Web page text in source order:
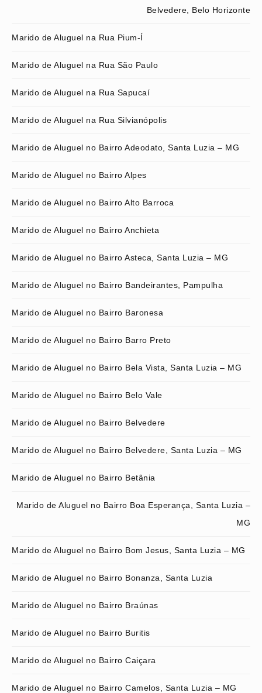
Belvedere, Belo Horizonte
Marido de Aluguel na Rua Pium-Í
Marido de Aluguel na Rua São Paulo
Marido de Aluguel na Rua Sapucaí
Marido de Aluguel na Rua Silvianópolis
Marido de Aluguel no Bairro Adeodato, Santa Luzia – MG
Marido de Aluguel no Bairro Alpes
Marido de Aluguel no Bairro Alto Barroca
Marido de Aluguel no Bairro Anchieta
Marido de Aluguel no Bairro Asteca, Santa Luzia – MG
Marido de Aluguel no Bairro Bandeirantes, Pampulha
Marido de Aluguel no Bairro Baronesa
Marido de Aluguel no Bairro Barro Preto
Marido de Aluguel no Bairro Bela Vista, Santa Luzia – MG
Marido de Aluguel no Bairro Belo Vale
Marido de Aluguel no Bairro Belvedere
Marido de Aluguel no Bairro Belvedere, Santa Luzia – MG
Marido de Aluguel no Bairro Betânia
Marido de Aluguel no Bairro Boa Esperança, Santa Luzia –
MG
Marido de Aluguel no Bairro Bom Jesus, Santa Luzia – MG
Marido de Aluguel no Bairro Bonanza, Santa Luzia
Marido de Aluguel no Bairro Braúnas
Marido de Aluguel no Bairro Buritis
Marido de Aluguel no Bairro Caiçara
Marido de Aluguel no Bairro Camelos, Santa Luzia – MG